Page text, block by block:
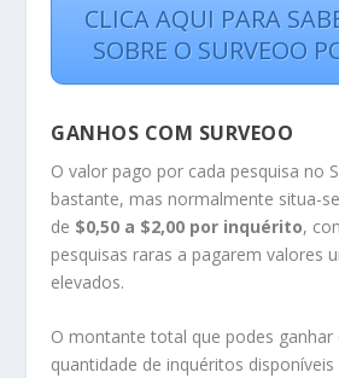
CLICA AQUI PARA
SOBRE O SURVEOO
GANHOS COM SURVEOO
O valor pago por cada pesquisa no
bastante, mas normalmente situa-
de $0,50 a $2,00 por inquérito,
pesquisas raras a pagarem valores
elevados.
O montante total que podes ganhar
quantidade de inquéritos